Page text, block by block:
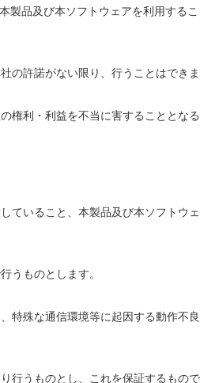
製品及び本ソフトウェアを利用する
許諾がない限り、行うことはできま
権利・利益を不当に害することとな
ていること、本製品及び本ソフトウ
うものとします。
特殊な通信環境等に起因する動作不
行うものとし、これを保証するもの